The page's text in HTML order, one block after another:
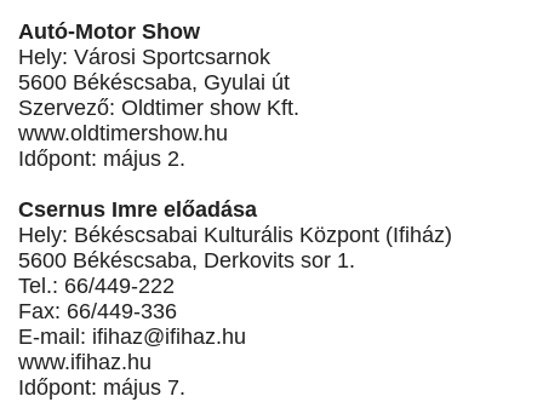
Autó-Motor Show
Hely: Városi Sportcsarnok
5600 Békéscsaba, Gyulai út
Szervező: Oldtimer show Kft.
www.oldtimershow.hu
Időpont: május 2.
Csernus Imre előadása
Hely: Békéscsabai Kulturális Központ (Ifiház)
5600 Békéscsaba, Derkovits sor 1.
Tel.: 66/449-222
Fax: 66/449-336
E-mail: ifihaz@ifihaz.hu
www.ifihaz.hu
Időpont: május 7.